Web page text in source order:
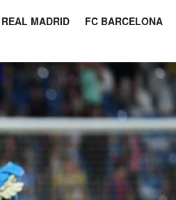
REAL MADRID FC BARCELONA